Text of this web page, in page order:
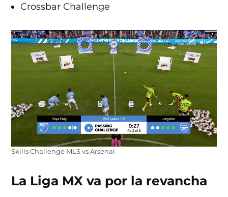
Crossbar Challenge
Skills Challenge MLS vs Arsenal
La Liga MX va por la revancha